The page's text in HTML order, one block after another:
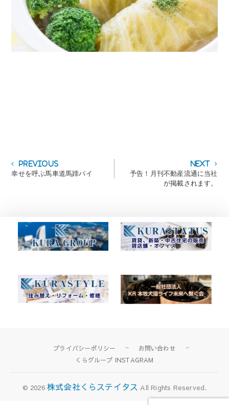
投
稿
シ
ョ
PreviousPrevious
post:
幸せを呼ぶ馬車道馬蹄パイ
Next
post:
予告！月刊不動産流通に当社
が掲載されます。
プライバシーポリシー
お問い合わせ
くらグループ INSTAGRAM
© 2026 株式会社くらステイタス All Rights Reserved.